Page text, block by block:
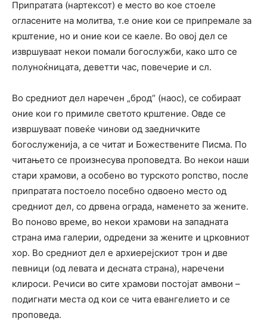
Припратата (нартексот) е место во кое стоеле
огласените на молитва, т.е оние кои се припремале за
крштение, но и оние кои се каеле. Во овој дел се
извршуваат некои помали богослужби, како што се
полуноќницата, деветти час, повечерие и сл.
Во средниот дел наречен „брод“ (наос), се собираат
оние кои го примиле светото крштение. Овде се
извршуваат повеќе чинови од заедничките
богослуженија, а се читат и Божествените Писма. По
читањето се произнесува проповедта. Во некои наши
стари храмови, а особено во турското ропство, после
припратата постоело посебно одвоено место од
средниот дел, со дрвена ограда, наменето за жените.
Во поново време, во некои храмови на западната
страна има галерии, одредени за жените и црковниот
хор. Во средниот дел е архиерејскиот трон и две
певници (од левата и десната страна), наречени
клироси. Речиси во сите храмови постојат амвони –
подигнати места од кои се чита евангелието и се
проповеда.